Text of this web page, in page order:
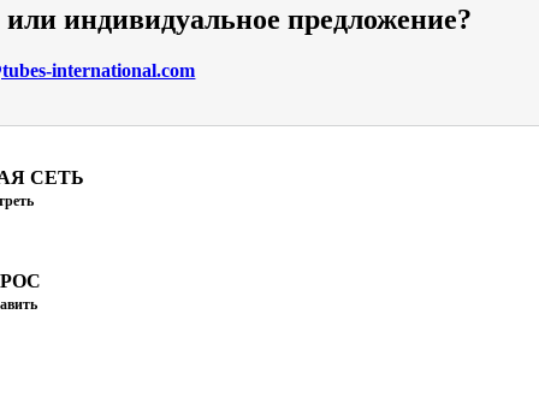
индивидуальное предложение?
international.com
СЕТЬ